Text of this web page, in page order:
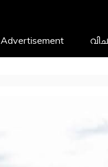
Advertisement